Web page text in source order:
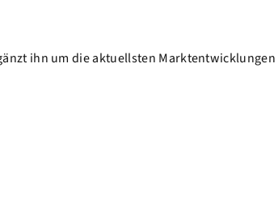
ihn um die aktuellsten